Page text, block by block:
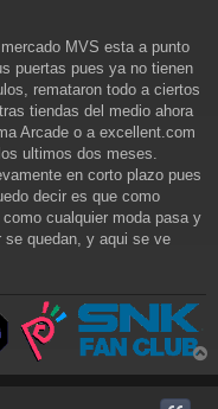
MVS esta a punto
puertas pues ya no tienen
remataron todo a ciertos
tiendas del medio ahora
Arcade o a excellent.com
ultimos dos meses.
en corto plazo pues
decir es que como
cualquier moda pasa y
se quedan, y aqui se ve
r